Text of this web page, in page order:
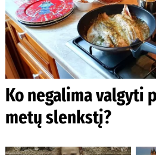
Ko negalima valgyti
metų slenkstį?